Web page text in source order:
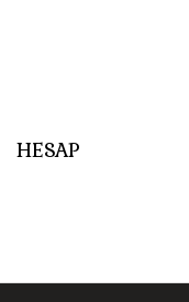
HESAP